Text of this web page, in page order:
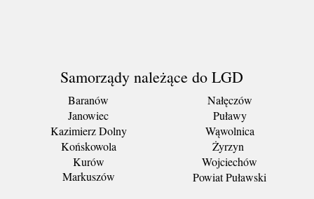
Samorządy należące do LGD
Baranów
Janowiec
Kazimierz Dolny
Końskowola
Kurów
Markuszów
Nałęczów
Puławy
Wąwolnica
Żyrzyn
Wojciechów
Powiat Puławski